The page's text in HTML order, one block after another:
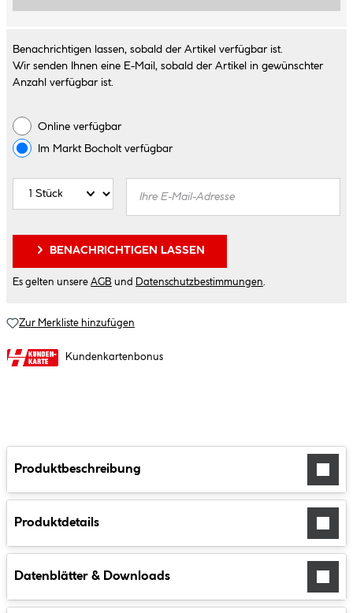
Benachrichtigen lassen, sobald der Artikel verfügbar ist.
Wir senden Ihnen eine E-Mail, sobald der Artikel in gewünschter
Anzahl verfügbar ist.
Online verfügbar
Im Markt Bocholtverfügbar
BENACHRICHTIGEN LASSEN
Es gelten unsere AGB und Datenschutzbestimmungen
Zur Merkliste hinzufügen
Kundenkartenbonus
Produktbeschreibung
Produktdetails
Datenblätter & Downloads